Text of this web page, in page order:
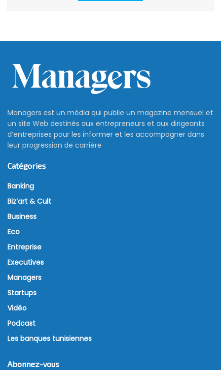
Managers est un média qui publie un magazine mensuel et
un site Web destinés aux entrepreneurs et aux dirigeants
d’entreprises pour les informer et les accompagner dans
leur progression de carrière
Catégories
Banking
Biz’art & Cult
Business
Eco
Entreprise
Executives
Managers
Startups
Vidéo
Podcast
Les banques tunisiennes
Abonnez-vous